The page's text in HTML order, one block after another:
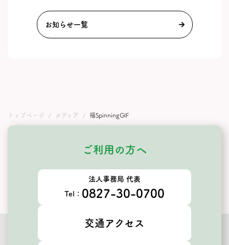
お知らせ一覧
トップページ メディア 福SpinningGIF
ご利用の方へ
法人事務局 代表
Tel： 0827-30-0700
交通アクセス